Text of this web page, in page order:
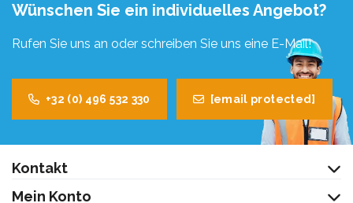
Wünschen Sie ein individuelles Angebot?
Rufen Sie uns an oder schreiben Sie uns eine E-Mail!
+32 (0) 496 532 330 [email protected]
Kontakt
Mein Konto